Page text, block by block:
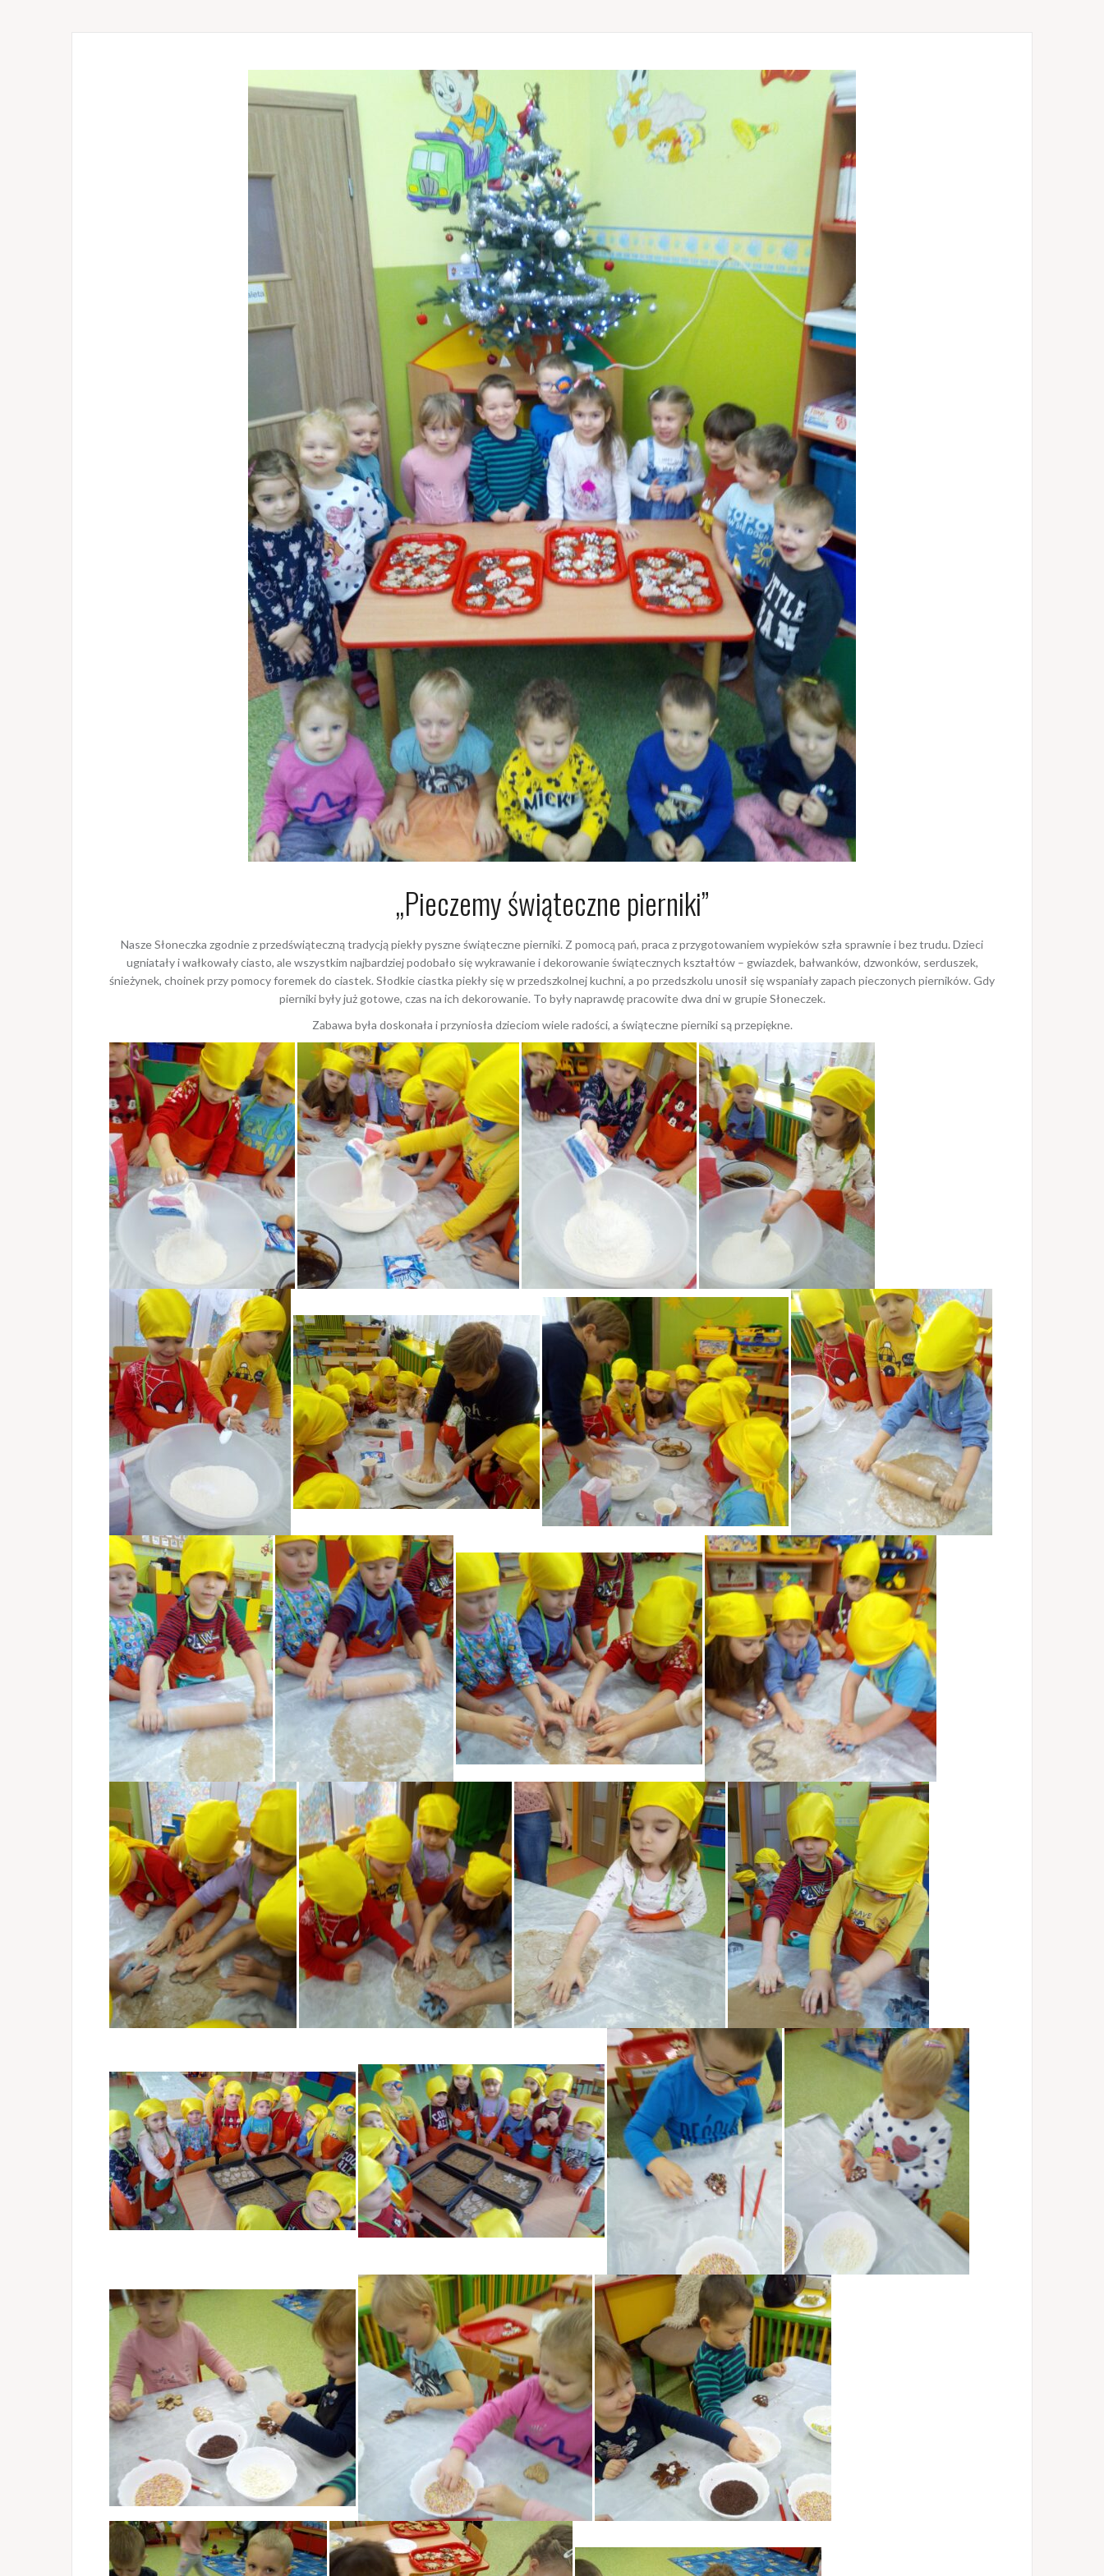
„Pieczemy świąteczne pierniki”
Nasze Słoneczka zgodnie z przedświąteczną tradycją piekły pyszne świąteczne pierniki. Z pomocą pań, praca z przygotowaniem wypieków szła sprawnie i bez trudu. Dzieci
ugniatały i wałkowały ciasto, ale wszystkim najbardziej podobało się wykrawanie i dekorowanie świątecznych kształtów – gwiazdek, bałwanków, dzwonków, serduszek,
śnieżynek, choinek przy pomocy foremek do ciastek. Słodkie ciastka piekły się w przedszkolnej kuchni, a po przedszkolu unosił się wspaniały zapach pieczonych pierników. Gdy
pierniki były już gotowe, czas na ich dekorowanie. To były naprawdę pracowite dwa dni w grupie Słoneczek.
Zabawa była doskonała i przyniosła dzieciom wiele radości, a świąteczne pierniki są przepiękne.